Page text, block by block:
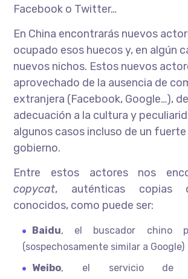
Facebook o Twitter…
En China encontrarás nuevos
ocupado esos huecos y, en algún
nuevos nichos. Estos nuevos
aprovechado de la ausencia de
extranjera (Facebook, Google…),
adecuación a la cultura y
algunos casos incluso de un
gobierno.
Entre estos actores nos
copycat, auténticas copias
conocidos, como puede ser:
Baidu, el buscador chino
(sospechosamente similar a Google)
Weibo, el servicio de